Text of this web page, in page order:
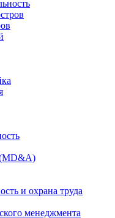
(MD&A)
и охрана труда
менеджмента